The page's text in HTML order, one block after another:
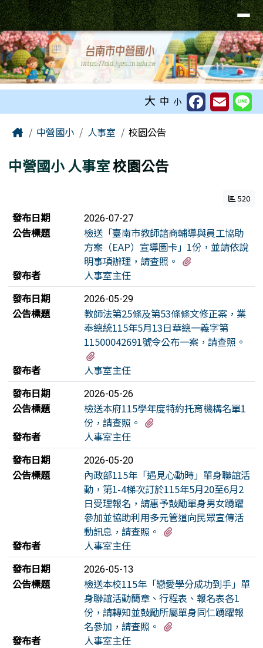
跳至主內容區
台南市下營區中營國民小學校網
導覽列
大 中 小
Home中營國小 人事室 校園公告
中營國小 人事室校園公告
520
新聞列表
發布日期 2026-07-27
公告標題
檢送「臺南市教師諮商輔導與員工協助
方案（EAP）宣導圖卡」1份，並請依說
明事項辦理，請查照。
發布者
人事室主任
發布日期
2026-05-29
公告標題
教師法第25條及第53條條文修正案，業
奉總統115年5月13日華總一義字第
11500042691號令公布一案，請查照。
發布者
人事室主任
發布日期
2026-05-26
公告標題
檢送本府115學年度特約托育機構名單1
份，請查照。
發布者
人事室主任
發布日期
2026-05-20
公告標題
內政部115年「遇見心動時」單身聯誼活
動，第1-4梯次訂於115年5月20至6月2
日受理報名，請惠予鼓勵單身男女踴躍
參加並協助利用多元管道向民眾宣傳活
動訊息，請查照。
發布者
人事室主任
發布日期
2026-05-13
公告標題
檢送本校115年「戀愛學分成功到手」單
身聯誼活動簡章、行程表、報名表各1
份，請轉知並鼓勵所屬單身同仁踴躍報
名參加，請查照。
發布者
人事室主任